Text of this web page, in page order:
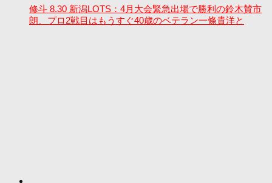
修斗 8.30 新潟LOTS：4月大会緊急出場で勝利の鈴木賛市
朗、プロ2戦目はもうすぐ40歳のベテラン一條貴洋と